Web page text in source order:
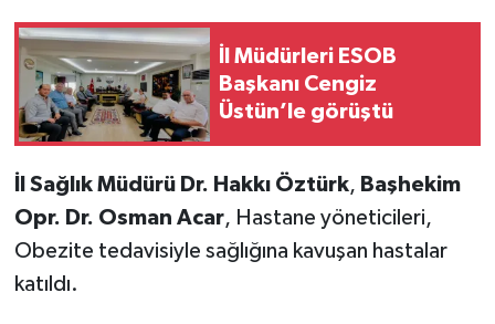
İl Müdürleri ESOB
Başkanı Cengiz
Üstün’le görüştü
İl Sağlık Müdürü Dr. Hakkı Öztürk, Başhekim
Opr. Dr. Osman Acar, Hastane yöneticileri,
Obezite tedavisiyle sağlığına kavuşan hastalar
katıldı.